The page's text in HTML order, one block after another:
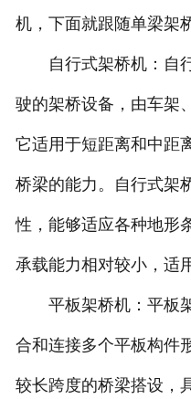
机，下面就跟随单梁架
自行式架桥机：自行
驶的架桥设备，由车架
它适用于短距离和中距
桥梁的能力。自行式架
性，能够适应各种地形
承载能力相对较小，适
平板架桥机：平板架
合和连接多个平板构件
较长跨度的桥梁搭设，